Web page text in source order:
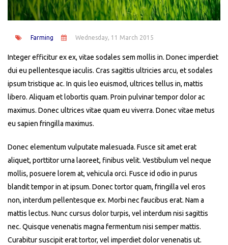
Farming Wednesday, 11 March 2015
Integer efficitur ex ex, vitae sodales sem mollis in. Donec imperdiet
dui eu pellentesque iaculis. Cras sagittis ultricies arcu, et sodales
ipsum tristique ac. In quis leo euismod, ultrices tellus in, mattis
libero. Aliquam et lobortis quam. Proin pulvinar tempor dolor ac
maximus. Donec ultrices vitae quam eu viverra. Donec vitae metus
eu sapien fringilla maximus.
Donec elementum vulputate malesuada. Fusce sit amet erat
aliquet, porttitor urna laoreet, finibus velit. Vestibulum vel neque
mollis, posuere lorem at, vehicula orci. Fusce id odio in purus
blandit tempor in at ipsum. Donec tortor quam, fringilla vel eros
non, interdum pellentesque ex. Morbi nec faucibus erat. Nam a
mattis lectus. Nunc cursus dolor turpis, vel interdum nisi sagittis
nec. Quisque venenatis magna fermentum nisi semper mattis.
Curabitur suscipit erat tortor, vel imperdiet dolor venenatis ut.